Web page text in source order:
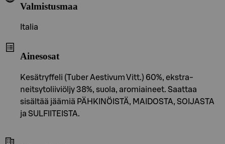
Valmistusmaa
Italia
Ainesosat
Kesätryffeli (Tuber Aestivum Vitt.) 60%, ekstra-
neitsytoliiviöljy 38%, suola, aromiaineet. Saattaa
sisältää jäämiä PÄHKINÖISTÄ, MAIDOSTA, SOIJASTA
ja SULFIITEISTA.